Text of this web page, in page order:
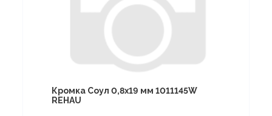
Кромка Соул 0,8х19 мм 1011145W
REHAU